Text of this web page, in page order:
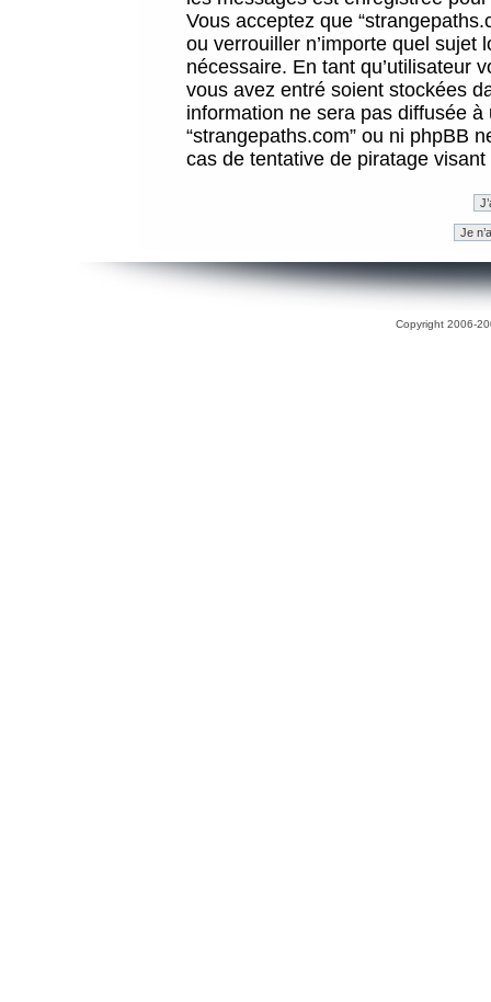
Vous acceptez que
ou verrouiller n’importe quel sujet
nécessaire. En tant qu’utilisateur
vous avez entré soient stockées
information ne sera pas diffusée
“strangepaths.com” ou ni phpBB
cas de tentative de piratage
Copyright 2006-